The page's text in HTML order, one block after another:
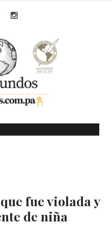
fue violada y
de niña